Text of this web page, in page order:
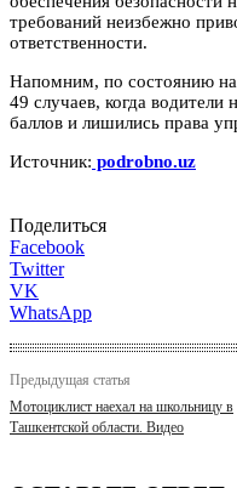
требований неизбежно
ответственности.
Напомним, по состоянию на
49 случаев, когда
баллов и лишились права
Источник: podrobno.uz
Поделиться
Facebook
Twitter
VK
WhatsApp
Предыдущая статья
Мотоциклист наехал на школьницу в
Ташкентской области. Видео